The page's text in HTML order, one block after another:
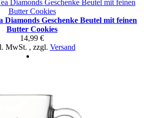
Geschenke Beutel mit feinen
Butter Cookies
14,99 €
MwSt. , zzgl. Versand